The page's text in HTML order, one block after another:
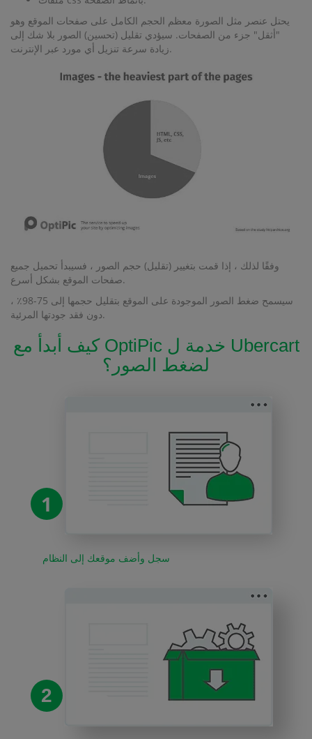
يحتل عنصر مثل الصورة معظم الحجم الكامل على صفحات الموقع وهو
"أثقل" جزء من الصفحات. سيؤدي تقليل (تحسين) الصور بلا شك إلى
زيادة سرعة تنزيل أي مورد عبر الإنترنت.
وفقًا لذلك ، إذا قمت بتغيير (تقليل) حجم الصور ، فسيبدأ تحميل جميع
صفحات الموقع بشكل أسرع.
سيسمح ضغط الصور الموجودة على الموقع بتقليل حجمها إلى 75-98٪ ،
دون فقد جودتها المرئية.
كيف أبدأ مع OptiPic خدمة ل Ubercart
لضغط الصور؟
1
سجل وأضف موقعك إلى النظام
2